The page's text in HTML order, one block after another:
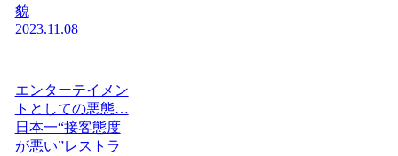
貌
2023.11.08
エンターテイメン
トとしての悪態…
日本一“接客態度
が悪い”レストラ